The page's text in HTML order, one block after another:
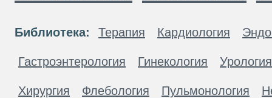
Библиотека: Терапия Кардиология
Гастроэнтерология Гинекология Урология
Хирургия Флебология Пульмонология